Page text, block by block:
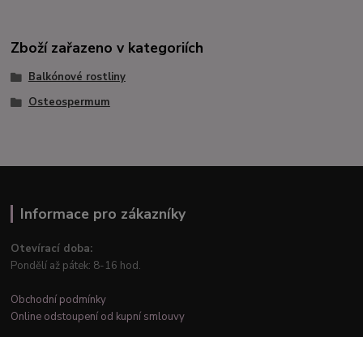
Zboží zařazeno v kategoriích
Balkónové rostliny
Osteospermum
Informace pro zákazníky
Otevírací doba:
Pondělí až pátek: 8-16 hod.
Obchodní podmínky
Online odstoupení od kupní smlouvy